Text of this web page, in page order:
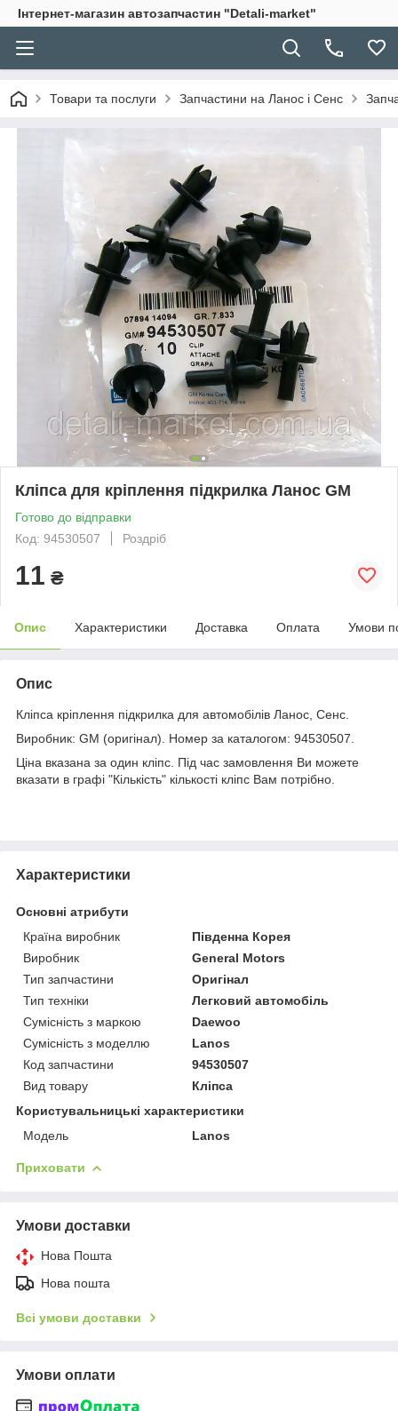
Інтернет-магазин автозапчастин "Detali-market"
Товари та послуги Запчастини на Ланос і Сенс
Кліпса для кріплення підкрилка Ланос GM
Готово до відправки
Код: 94530507
Роздріб
11 ₴
Опис Характеристики Доставка Оплата Умови
Опис
Кліпса кріплення підкрилка для автомобілів Ланос, Сенс.
Виробник: GM (оригінал). Номер за каталогом: 94530507.
Ціна вказана за один кліпс. Під час замовлення Ви можете
вказати в графі "Кількість" кількості кліпс Вам потрібно.
Характеристики
Основні атрибути
Країна виробник
Південна Корея
Виробник
General Motors
Тип запчастини
Оригінал
Тип техніки
Легковий автомобіль
Сумісність з маркою
Daewoo
Сумісність з моделлю
Lanos
Код запчастини
94530507
Вид товару
Кліпса
Користувальницькі характеристики
Модель
Lanos
Приховати
Умови доставки
Нова Пошта
Нова пошта
Всі умови доставки
Умови оплати